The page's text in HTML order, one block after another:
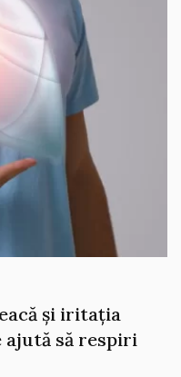
și iritația
ajută să respiri